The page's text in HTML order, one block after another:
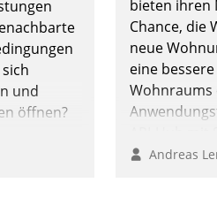
Grundlage
und
öffnen?
bieten ihren
Chance, die
neue
eine
Wohnraums
Systemen
Andreas